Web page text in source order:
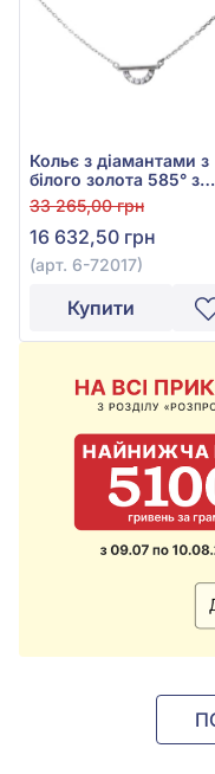
Кольє з діамантами з
білого золота 585° з
діамантом 0,04ct, арт.
72017
33 265,00 грн
16 632,50 грн
(арт. 6-72017)
Купити